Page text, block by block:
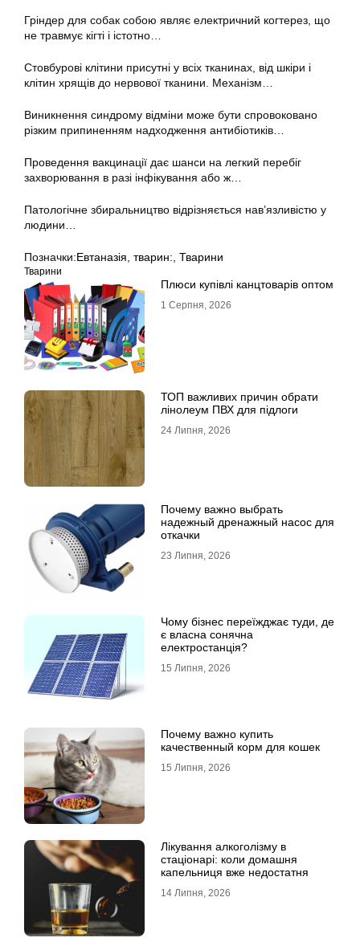
Гріндер для собак собою являє електричний когтерез, що
не травмує кігті і істотно…
Стовбурові клітини присутні у всіх тканинах, від шкіри і
клітин хрящів до нервової тканини. Механізм…
Виникнення синдрому відміни може бути спровоковано
різким припиненням надходження антибіотиків…
Проведення вакцинації дає шанси на легкий перебіг
захворювання в разі інфікування або ж…
Патологічне збиральництво відрізняється нав’язливістю у
людини…
Позначки:Евтаназія тварин: Тварини
Тварини
Плюси купівлі канцтоварів оптом
1 Серпня, 2026
ТОП важливих причин обрати
лінолеум ПВХ для підлоги
24 Липня, 2026
Почему важно выбрать
надежный дренажный насос для
откачки
23 Липня, 2026
Чому бізнес переїжджає туди, де
є власна сонячна
електростанція?
15 Липня, 2026
Почему важно купить
качественный корм для кошек
15 Липня, 2026
Лікування алкоголізму в
стаціонарі: коли домашня
капельниця вже недостатня
14 Липня, 2026